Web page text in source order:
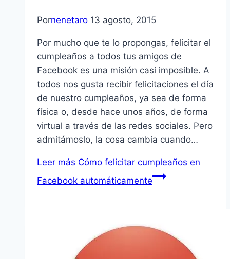
Pornenetaro 13 agosto, 2015
Por mucho que te lo propongas, felicitar el
cumpleaños a todos tus amigos de
Facebook es una misión casi imposible. A
todos nos gusta recibir felicitaciones el día
de nuestro cumpleaños, ya sea de forma
física o, desde hace unos años, de forma
virtual a través de las redes sociales. Pero
admitámoslo, la cosa cambia cuando…
Leer más Cómo felicitar cumpleaños en
Facebook automáticamente